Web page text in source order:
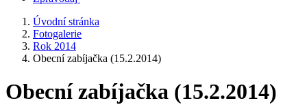
Úvodní stránka
Fotogalerie
Rok 2014
Obecní zabíjačka (15.2.2014)
Obecní zabíjačka (15.2.2014)